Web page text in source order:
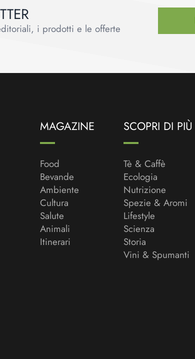
i prodotti e le offerte
MAGAZINE
Food
Bevande
Ambiente
Cultura
Salute
Animali
Itinerari
SCOPRI DI PIÙ
Tè & Caffè
Ecologia
Nutrizione
Spezie & Aromi
Lifestyle
Scienza
Storia
Vini & Spumanti